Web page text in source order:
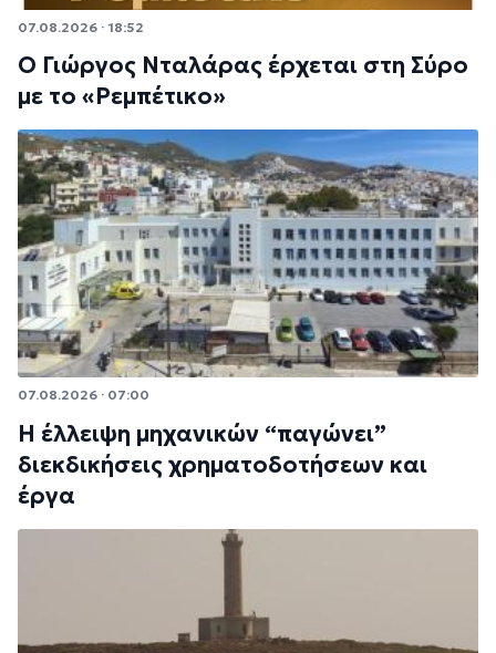
07.08.2026 · 18:52
Ο Γιώργος Νταλάρας έρχεται στη Σύρο
με το «Ρεμπέτικο»
07.08.2026 · 07:00
Η έλλειψη μηχανικών “παγώνει”
διεκδικήσεις χρηματοδοτήσεων και
έργα